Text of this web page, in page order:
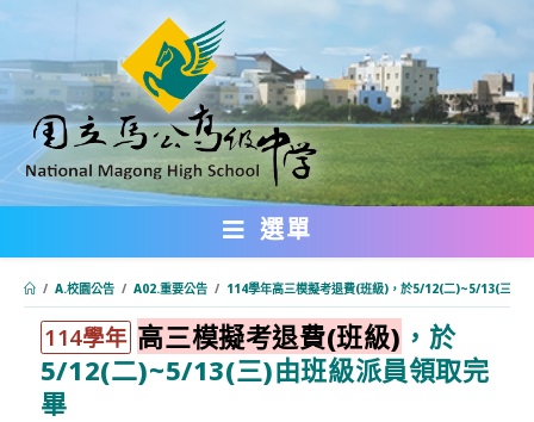
轉
主
要
內
選單
/ A.校園公告 / A02.重要公告 / 114學年高三模擬考退費(班級)，於5/12(二)~5/13(三)由
114學年 高三模擬考退費(班級) ，於
5/12(二)~5/13(三)由班級派員領取完
畢